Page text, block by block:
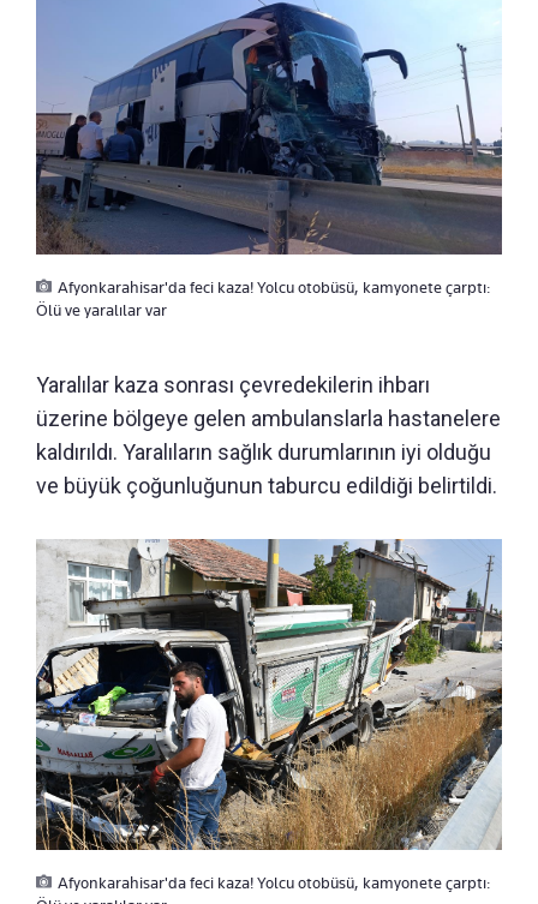
Afyonkarahisar'da feci kaza! Yolcu otobüsü, kamyonete çarptı:
Ölü ve yaralılar var
Yaralılar kaza sonrası çevredekilerin ihbarı
üzerine bölgeye gelen ambulanslarla hastanelere
kaldırıldı. Yaralıların sağlık durumlarının iyi olduğu
ve büyük çoğunluğunun taburcu edildiği belirtildi.
Afyonkarahisar'da feci kaza! Yolcu otobüsü, kamyonete çarptı: